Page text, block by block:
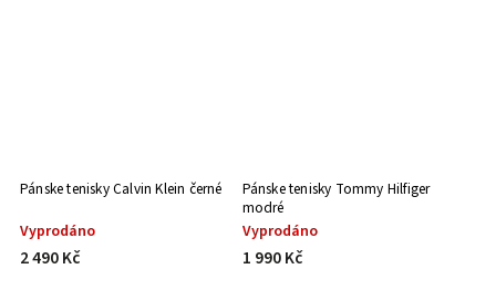
Pánske tenisky Calvin Klein černé
Vyprodáno
2 490 Kč
Pánske tenisky Tommy Hilfiger
modré
Vyprodáno
1 990 Kč